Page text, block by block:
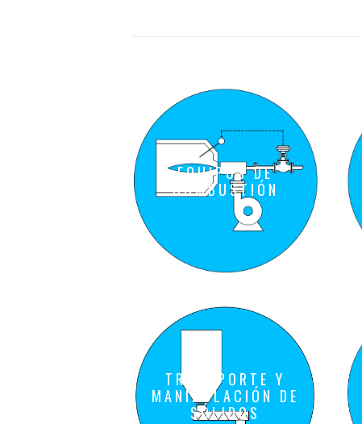
EQUIPOS DE
COMBUSTIÓN
TRANSPORTE Y
MANIPULACIÓN DE
SÓLIDOS